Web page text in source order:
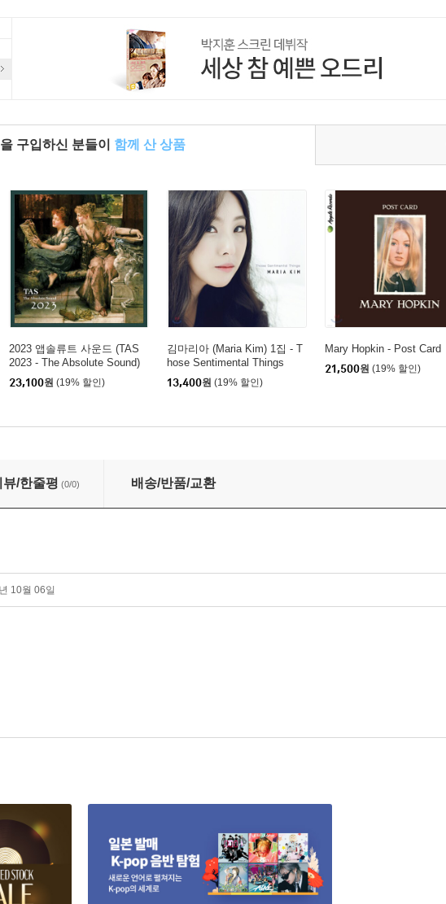
구입하신 분들이 함께 산 상품
2023 앱솔류트 사운드 (TAS
2023 - The Absolute Sound)
23,100원 (19% 할인)
김마리아 (Maria Kim) 1집 - T
hose Sentimental Things
13,400원 (19% 할인)
Mary Hopkin - Post Card
21,500원 (19% 할인)
& Money
뷰/한줄평 (0/0) 배송/반품/교환
10월 06일